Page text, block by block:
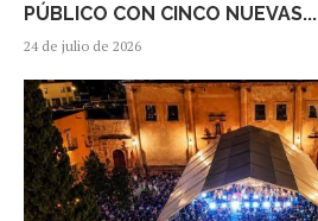
PÚBLICO CON CINCO NUEVAS...
24 de julio de 2026